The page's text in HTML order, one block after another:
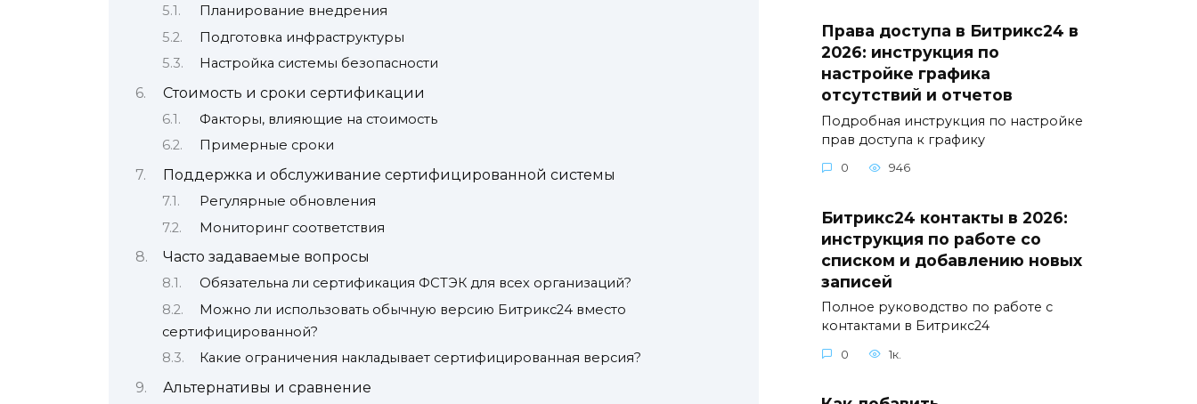
Планирование внедрения
Подготовка инфраструктуры
Настройка системы безопасности
Стоимость и сроки сертификации
Факторы, влияющие на стоимость
Примерные сроки
Поддержка и обслуживание сертифицированной системы
Регулярные обновления
Мониторинг соответствия
Часто задаваемые вопросы
Обязательна ли сертификация ФСТЭК для всех организаций?
Можно ли использовать обычную версию Битрикс24 вместо
сертифицированной?
Какие ограничения накладывает сертифицированная версия?
Альтернативы и сравнение
Права доступа в Битрикс24 в
2026: инструкция по
настройке графика
отсутствий и отчетов
Подробная инструкция по настройке
прав доступа к графику
0 946
Битрикс24 контакты в 2026:
инструкция по работе со
списком и добавлению новых
записей
Полное руководство по работе с
контактами в Битрикс24
0 1к.